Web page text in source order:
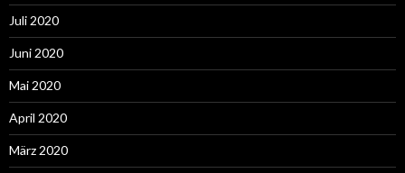
Juli 2020
Juni 2020
Mai 2020
April 2020
März 2020